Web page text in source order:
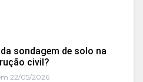
sondagem de solo na
civil?
22/05/2026